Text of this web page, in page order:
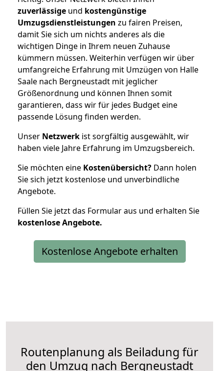
zuverlässige und kostengünstige
Umzugsdienstleistungen zu fairen Preisen,
damit Sie sich um nichts anderes als die
wichtigen Dinge in Ihrem neuen Zuhause
kümmern müssen. Weiterhin verfügen wir über
umfangreiche Erfahrung mit Umzügen von Halle
Saale nach Bergneustadt mit jeglicher
Größenordnung und können Ihnen somit
garantieren, dass wir für jedes Budget eine
passende Lösung finden werden.
Unser Netzwerk ist sorgfältig ausgewählt, wir
haben viele Jahre Erfahrung im Umzugsbereich.
Sie möchten eine Kostenübersicht? Dann holen
Sie sich jetzt kostenlose und unverbindliche
Angebote.
Füllen Sie jetzt das Formular aus und erhalten Sie
kostenloseAngebote.
Kostenlose Angebote erhalten
Routenplanung als Beiladung für
den Umzug nach Bergneustadt